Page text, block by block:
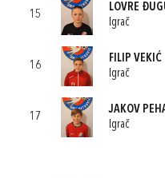
15
LOVRE
Igrač
16
FILIP VEKIĆ
Igrač
17
JAKOV
Igrač